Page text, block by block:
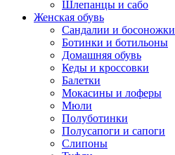
Шлепанцы и сабо
Женская обувь
Сандалии и босоножки
Ботинки и ботильоны
Домашняя обувь
Кеды и кроссовки
Балетки
Мокасины и лоферы
Мюли
Полуботинки
Полусапоги и сапоги
Слипоны